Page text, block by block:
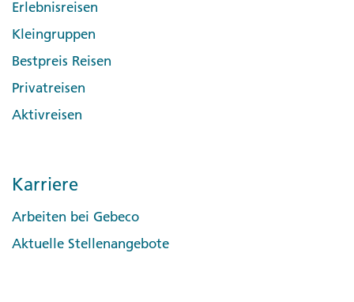
Erlebnisreisen
Kleingruppen
Bestpreis Reisen
Privatreisen
Aktivreisen
Karriere
Arbeiten bei Gebeco
Aktuelle Stellenangebote